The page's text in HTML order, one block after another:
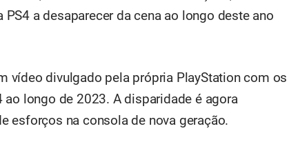
a desaparecer da cena ao longo deste ano
vídeo divulgado pela própria PlayStation com os
longo de 2023. A disparidade é agora
esforços na consola de nova geração.